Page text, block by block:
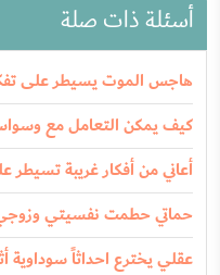
أسئلة ذات صلة
هاجس الموت يسيطر على
كيف يمكن التعامل مع
أعاني من أفكار غريبة تسيطر
حماتي حطمت نفسيتي وزوجي
عقلي يخترع احداثاً